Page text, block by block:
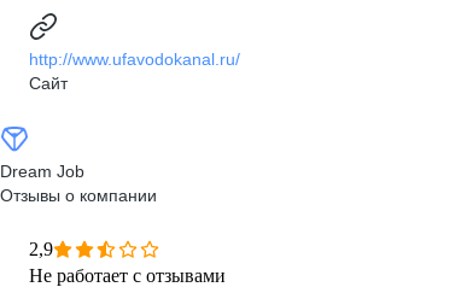
http://www.ufavodokanal.ru/
Сайт
Dream Job
Отзывы о компании
2,9
Не работает с отзывами